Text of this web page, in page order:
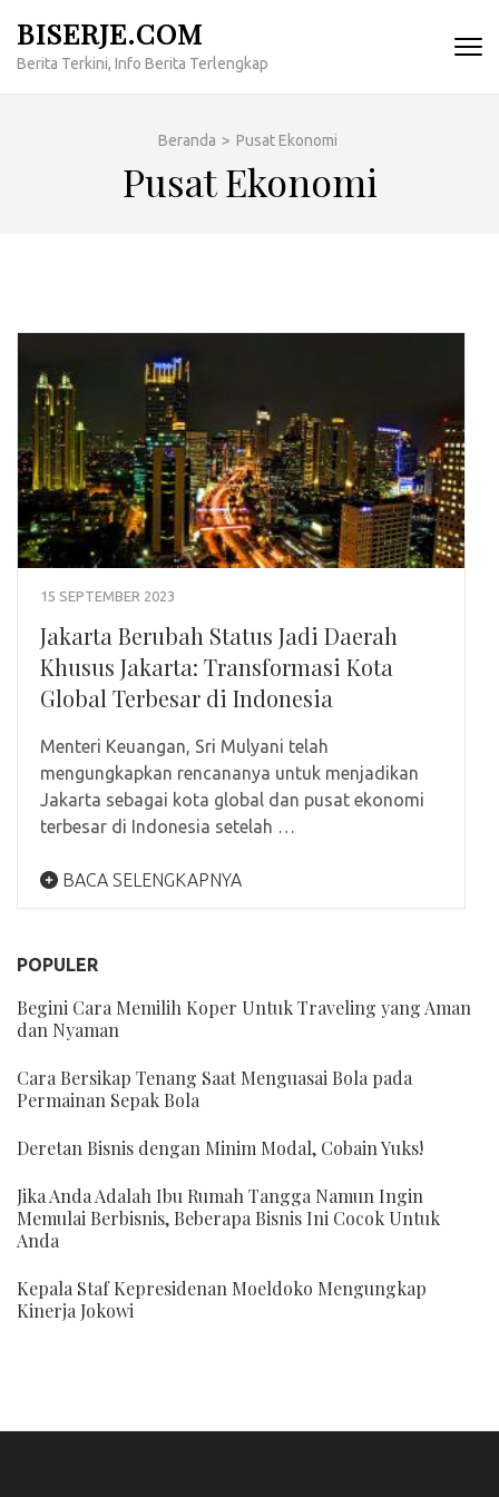
konten
BISERJE.COM
Berita Terkini, Info Berita Terlengkap
Beranda > Pusat Ekonomi
Pusat Ekonomi
15 SEPTEMBER 2023
Jakarta Berubah Status Jadi Daerah
Khusus Jakarta: Transformasi Kota
Global Terbesar di Indonesia
Menteri Keuangan, Sri Mulyani telah
mengungkapkan rencananya untuk menjadikan
Jakarta sebagai kota global dan pusat ekonomi
terbesar di Indonesia setelah …
BACA SELENGKAPNYA
POPULER
Begini Cara Memilih Koper Untuk Traveling yang Aman
dan Nyaman
Cara Bersikap Tenang Saat Menguasai Bola pada
Permainan Sepak Bola
Deretan Bisnis dengan Minim Modal, Cobain Yuks!
Jika Anda Adalah Ibu Rumah Tangga Namun Ingin
Memulai Berbisnis, Beberapa Bisnis Ini Cocok Untuk
Anda
Kepala Staf Kepresidenan Moeldoko Mengungkap
Kinerja Jokowi